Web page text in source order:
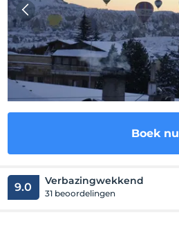
Boek nu
9.0 Verbazingwekkend
31 beoordelingen